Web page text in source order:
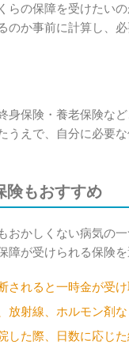
らの保障を受けたい
のか事前に計算し、
身保険・養老保険な
うえで、自分に必要
険もおすすめ
おかしくない病気の
障が受けられる保険
されると一時金が受け
放射線、ホルモン剤
した際、日数に応じ